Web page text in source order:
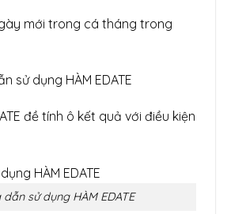
mới trong cá tháng trong
sử dụng HÀM EDATE
đề tính ô kết quả với điều kiện
dẫn sử dụng HÀM EDATE